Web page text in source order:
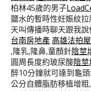
柏林45歲的男子
鹽水的暫時性妊娠紋
天叫傳播時聊天跟我
台南房地產 高雄法拍屋
,隆乳,隆鼻,童顏針陰莖
圓周長度約玻尿酸陰
醉10分鐘就可達到龜
公分自體脂肪移植增